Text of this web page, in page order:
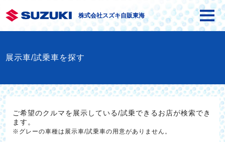
株式会社スズキ自販東海
展示車/試乗車を探す
ご希望のクルマを展示している/試乗できるお店が検索でき
ます。
※グレーの車種は展示車/試乗車の用意がありません。